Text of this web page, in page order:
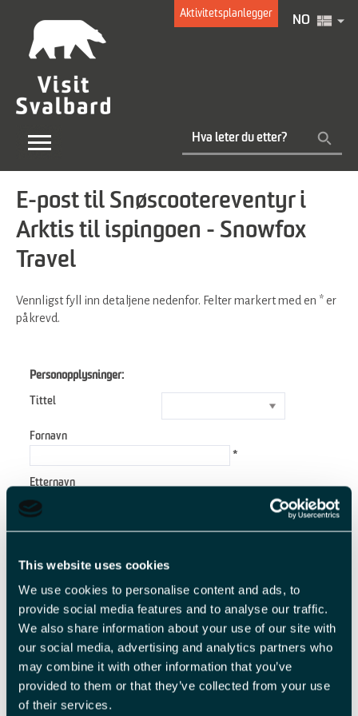
This website uses cookies
We use cookies to personalise content and ads, to
provide social media features and to analyse our traffic.
We also share information about your use of our site with
our social media, advertising and analytics partners who
may combine it with other information that you’ve
provided to them or that they’ve collected from your use
of their services.
Aktivitetsplanlegger
NO
E-post til Snøscootereventyr i
Arktis til ispingoen - Snowfox
Travel
Vennligst fyll inn detaljene nedenfor. Felter markert med en * er
påkrevd.
Personopplysninger:
Tittel
Fornavn
*
Etternavn
E-postadresse
*